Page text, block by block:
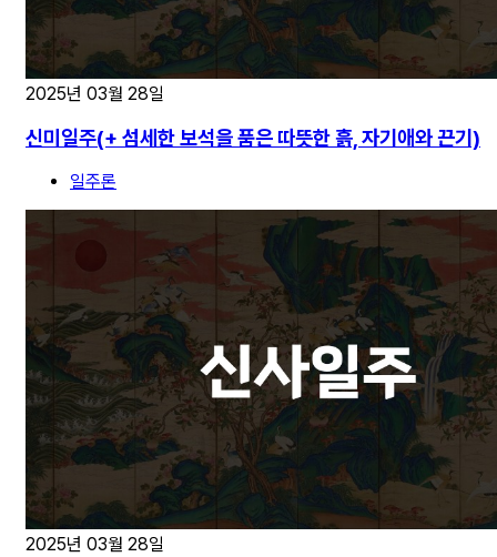
2025년 03월 28일
신미일주(+ 섬세한 보석을 품은 따뜻한 흙, 자기애와 끈기)
일주론
2025년 03월 28일